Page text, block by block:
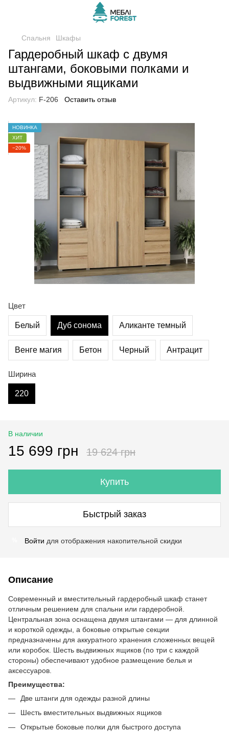
Спальня Шкафы
Гардеробный шкаф с двумя
штангами, боковыми полками и
выдвижными ящиками
Артикул: F-206 Оставить отзыв
НОВИНКА
ХИТ
−20%
Цвет
Белый Дуб сонома Аликанте темный
Венге магия Бетон Черный Антрацит
Ширина
220
В наличии
15 699 грн 19 624 грн
Купить
Быстрый заказ
Войти для отображения накопительной скидки
Описание
Современный и вместительный гардеробный шкаф станет
отличным решением для спальни или гардеробной.
Центральная зона оснащена двумя штангами — для длинной
и короткой одежды, а боковые открытые секции
предназначены для аккуратного хранения сложенных вещей
или коробок. Шесть выдвижных ящиков (по три с каждой
стороны) обеспечивают удобное размещение белья и
аксессуаров.
Преимущества:
Две штанги для одежды разной длины
Шесть вместительных выдвижных ящиков
Открытые боковые полки для быстрого доступа